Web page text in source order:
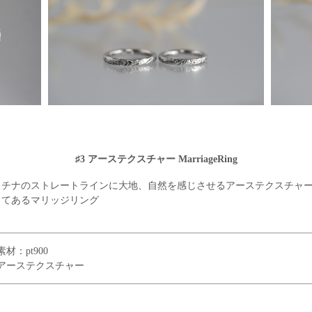
♯3 アーステクスチャー MarriageRing
ナのストレートラインに大地、自然を感じさせるアーステクスチャ
あるマリッジリング
材：pt900
ーステクスチャー